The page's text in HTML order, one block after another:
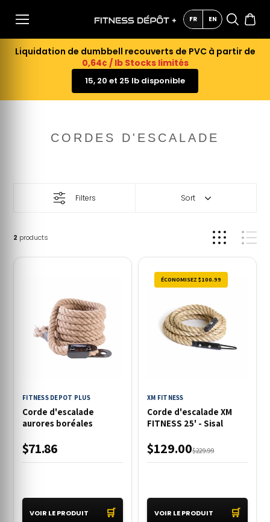
CONTE
NU FR EN
Liquidation de dumbbell recouverts de PVC à partir de
0,64¢ / lb Stocks limités
15, 20 et 25 lb disponible
CORDES D'ESCALADE
Filters Sort
2 products
FITNESS DEPOT PLUS
Corde d'escalade
aurores boréales
$71.86
VOIR LE PRODUIT 🛒
ÉCONOMISEZ $100.99
XM FITNESS
Corde d'escalade XM
FITNESS 25' - Sisal
$229.99
$129.00
VOIR LE PRODUIT 🛒